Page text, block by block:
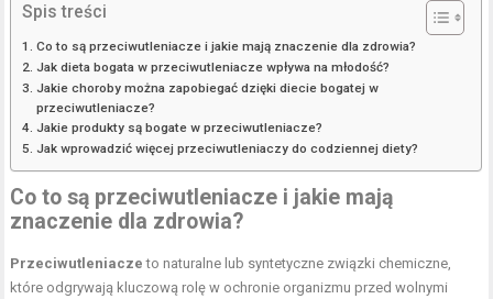
Spis treści
Co to są przeciwutleniacze i jakie mają znaczenie dla zdrowia?
Jak dieta bogata w przeciwutleniacze wpływa na młodość?
Jakie choroby można zapobiegać dzięki diecie bogatej w
przeciwutleniacze?
Jakie produkty są bogate w przeciwutleniacze?
Jak wprowadzić więcej przeciwutleniaczy do codziennej diety?
Co to są przeciwutleniacze i jakie mają
znaczenie dla zdrowia?
Przeciwutleniacze to naturalne lub syntetyczne związki chemiczne,
które odgrywają kluczową rolę w ochronie organizmu przed wolnymi